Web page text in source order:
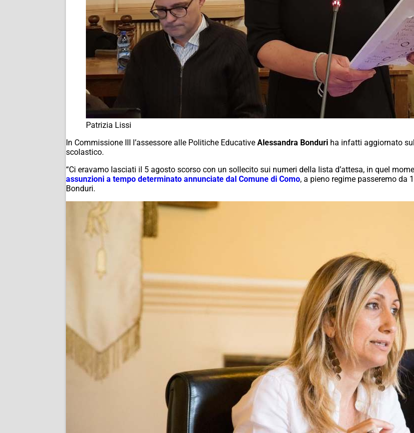
Patrizia Lissi
In Commissione III l’assessore alle Politiche Educative Alessandra Bonduri ha infatti aggiornato
scolastico.
“Ci eravamo lasciati il 5 agosto scorso con un sollecito sui numeri della lista d’attesa, in quel
assunzioni a tempo determinato annunciate dal Comune di Como, a pieno regime passeremo da
Bonduri.